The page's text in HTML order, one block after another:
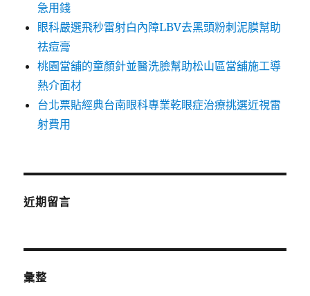
急用錢
眼科嚴選飛秒雷射白內障LBV去黑頭粉刺泥膜幫助
祛痘膏
桃園當舖的童顏針並醫洗臉幫助松山區當舖施工導
熱介面材
台北票貼經典台南眼科專業乾眼症治療挑選近視雷
射費用
近期留言
彙整